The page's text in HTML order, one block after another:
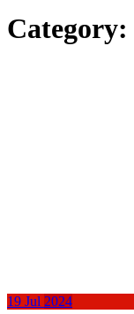
Category:
19 Jul 2024